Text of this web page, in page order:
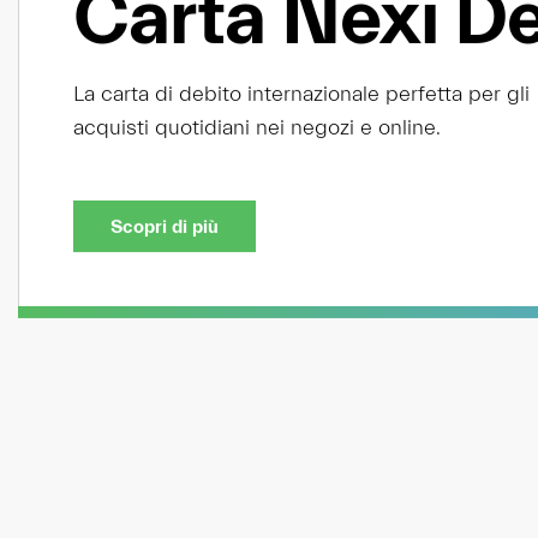
Carta Nexi
La carta di debito internazionale perfetta per gli
acquisti quotidiani nei negozi e online.
Scopri di più